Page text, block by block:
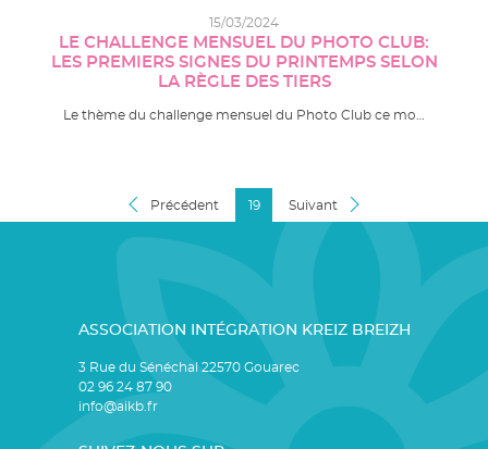
15/03/2024
LE CHALLENGE MENSUEL DU PHOTO CLUB:
LES PREMIERS SIGNES DU PRINTEMPS SELON
LA RÈGLE DES TIERS
Le thème du challenge mensuel du Photo Club ce mo…
Précédent 19 Suivant
ASSOCIATION INTÉGRATION KREIZ BREIZH
3 Rue du Sénéchal 22570 Gouarec
02 96 24 87 90
info@aikb.fr